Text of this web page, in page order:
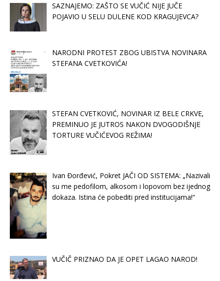
SAZNAJEMO: ZAŠTO SE VUČIĆ NIJE JUČE
POJAVIO U SELU DULENE KOD KRAGUJEVCA?
NARODNI PROTEST ZBOG UBISTVA NOVINARA
STEFANA CVETKOVIĆA!
STEFAN CVETKOVIĆ, NOVINAR IZ BELE CRKVE,
PREMINUO JE JUTROS NAKON DVOGODIŠNJE
TORTURE VUČIĆEVOG REŽIMA!
Ivan Đorđević, Pokret JAČI OD SISTEMA: „Nazivali
su me pedofilom, alkosom i lopovom bez ijednog
dokaza. Istina će pobediti pred institucijama!“
VUČIČ PRIZNAO DA JE OPET LAGAO NAROD!